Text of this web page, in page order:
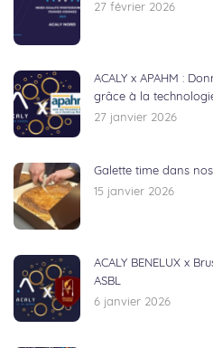
27 février 2026
ACALY x APAHM :
grâce à la
27 janvier 2026
Galette time dans
15 janvier 2026
ACALY BENELUX x
ASBL
6 janvier 2026